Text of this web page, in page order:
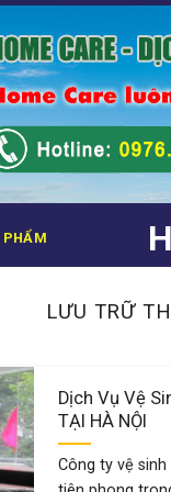
PHẨM
LƯU TRỮ
Dịch Vụ Vệ
TẠI HÀ NỘI
Công ty vệ